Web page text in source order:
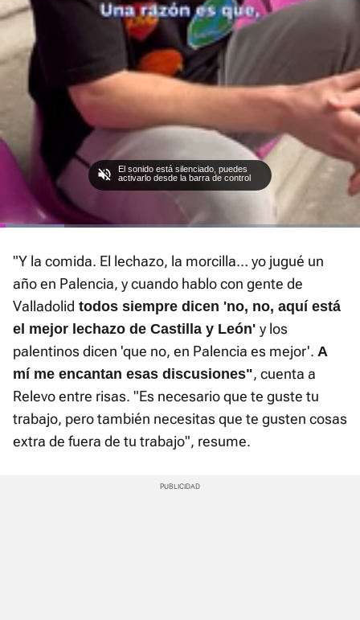
Time
Loaded
18.11%
El sonido está silenciado, puedes
activarlo desde la barra de control
"Y la comida. El lechazo, la morcilla… yo jugué un
año en Palencia, y cuando hablo con gente de
Valladolid todos siempre dicen 'no, no, aquí está
el mejor lechazo de Castilla y León' y los
palentinos dicen 'que no, en Palencia es mejor'. A
mí me encantan esas discusiones", cuenta a
Relevo entre risas. "Es necesario que te guste tu
trabajo, pero también necesitas que te gusten cosas
extra de fuera de tu trabajo", resume.